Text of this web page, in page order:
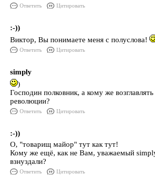
Ответить Цитировать
:-))
Виктор, Вы понимаете меня с полуслова!
Ответить Цитировать
simply
)
Господин полковник, а кому же
революции?
Ответить Цитировать
:-))
О, "товарищ майор" тут как тут!
Кому же ещё, как не Вам, уважаемый
взнуздали?
Ответить Цитировать